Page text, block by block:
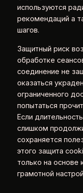
используются
рекомендаций а
шагов.
Защитный риск
обработке
соединение не
оказаться
ограниченного
попытаться
Если
слишком
сохраняется
этого защита
только на основе
грамотной